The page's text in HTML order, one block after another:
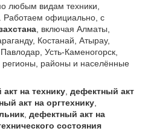
любым видам техники,
Работаем официально, с
, включая Алматы,
Костанай, Атырау,
Усть-Каменогорск,
регионы, районы и населённые
на технику дефектный акт
акт на оргтехнику
дефектный акт на
состояния